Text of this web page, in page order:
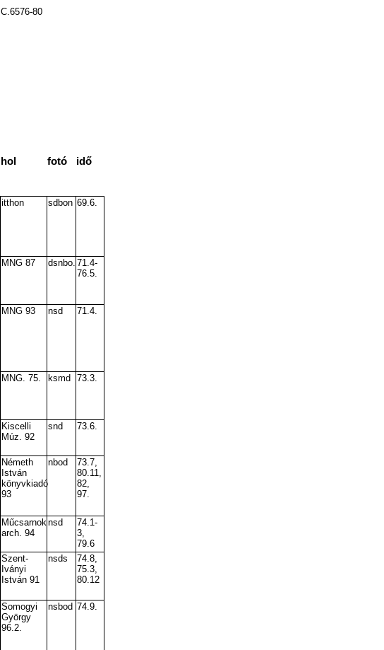
C.6576-80
hol fotó idő
itthon sdbon 69.6.
MNG 87 dsnbo. 71.4-
76.5.
MNG 93 nsd 71.4.
MNG. 75. ksmd 73.3.
Kiscelli
Múz. 92
snd 73.6.
Németh
István
könyvkiadó
93
nbod
73.7,
80.11,
82,
97.
Műcsarnok
arch. 94
nsd
74.1-
3,
79.6
Szent-
Iványi
István 91
nsds
74.8,
75.3,
80.12
Somogyi
György
96.2.
nsbod 74.9.